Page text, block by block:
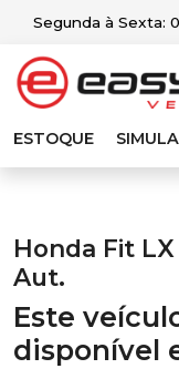
Segunda à Sexta:
ESTOQUE
Honda Fit LX
Aut.
Este
disponível